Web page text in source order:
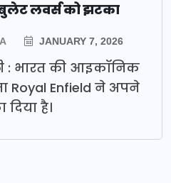
लवर्स को झटका
JANUARY 7, 2026
: भारत की आइकॉनिक
Royal Enfield ने अपने
है।